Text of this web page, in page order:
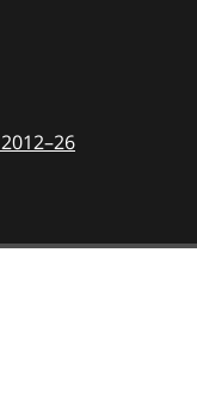
2012–26